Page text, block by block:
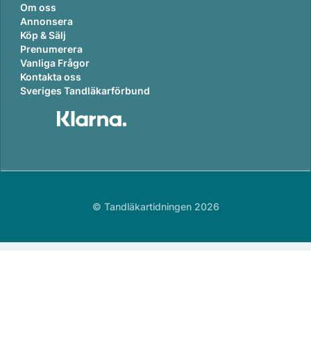
Om oss
Annonsera
Köp & Sälj
Prenumerera
Vanliga Frågor
Kontakta oss
Sveriges Tandläkarförbund
© Tandläkartidningen 2026